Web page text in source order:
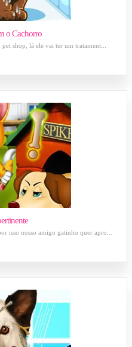
o Cachorro
shop, lá ele vai ter um tratament...
isso nosso amigo gatinho quer apro...